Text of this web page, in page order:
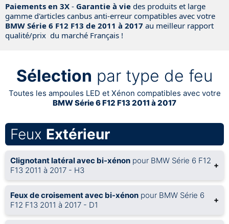
Paiements en 3X - Garantie à vie des produits et large
gamme d'articles canbus anti-erreur compatibles avec votre
BMW Série 6 F12 F13 de 2011 à 2017 au meilleur rapport
qualité/prix du marché Français !
Sélection par type de feu
Toutes les ampoules LED et Xénon compatibles avec votre
BMW Série 6 F12 F13 2011 à 2017
Feux Extérieur
Clignotant latéral avec bi-xénon pour BMW Série 6 F12
F13 2011 à 2017 - H3
+
Feux de croisement avec bi-xénon pour BMW Série 6
F12 F13 2011 à 2017 - D1
+